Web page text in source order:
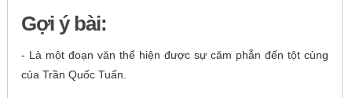
Gợi ý bài:
- Là một đoạn văn thể hiện được sự căm phẫn đến tột cùng
của Trần Quốc Tuấn.